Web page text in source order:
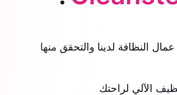
النظافة لدينا والتحقق منها
الآلي لراحتك